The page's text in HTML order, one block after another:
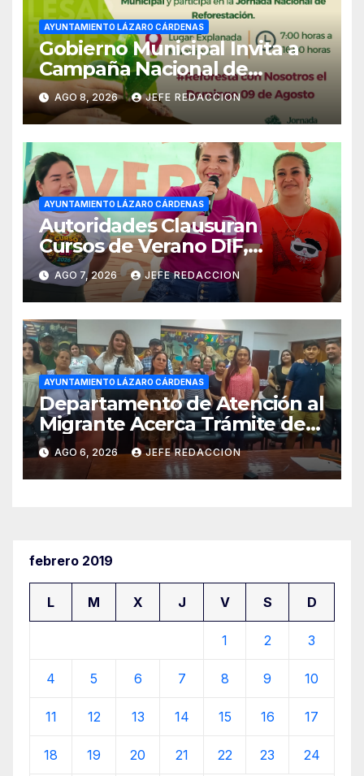
AYUNTAMIENTO LÁZARO CÁRDENAS
Gobierno Municipal Invita a
Campaña Nacional de
Reforestación
AGO 8, 2026 JEFE REDACCION
AYUNTAMIENTO LÁZARO CÁRDENAS
Autoridades Clausuran
Cursos de Verano DIF,
Seguridad Pública y Casa de
Cultura 2026
AGO 7, 2026 JEFE REDACCION
AYUNTAMIENTO LÁZARO CÁRDENAS
Departamento de Atención al
Migrante Acerca Trámite de
Pasaportes Estadounidenses
a Residentes de Lázaro
Cárdenas
AGO 6, 2026 JEFE REDACCION
febrero 2019
L M X J V S D
1 2 3
4 5 6 7 8 9 10
11 12 13 14 15 16 17
18 19 20 21 22 23 24